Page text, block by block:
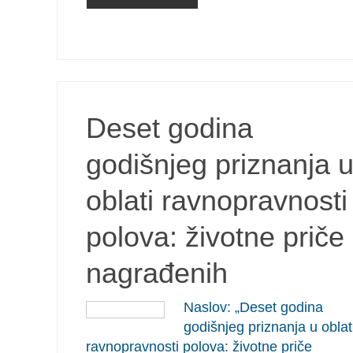
Deset godina
godišnjeg priznanja u
oblati ravnopravnosti
polova: životne priče
nagrađenih
Naslov: „Deset godina
godišnjeg priznanja u
ravnopravnosti polova: životne priče